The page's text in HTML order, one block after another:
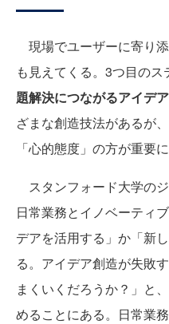
現場でユーザーに寄り
も見えてくる。3つ目の
題解決につながるアイデ
ざまな創造技法があるが
「心的態度」の方が重要に
スタンフォード大学の
日常業務とイノベーティ
デアを活用する」か「新
る。アイデア創造が失敗
まくいくだろうか？」と
めることにある。日常業